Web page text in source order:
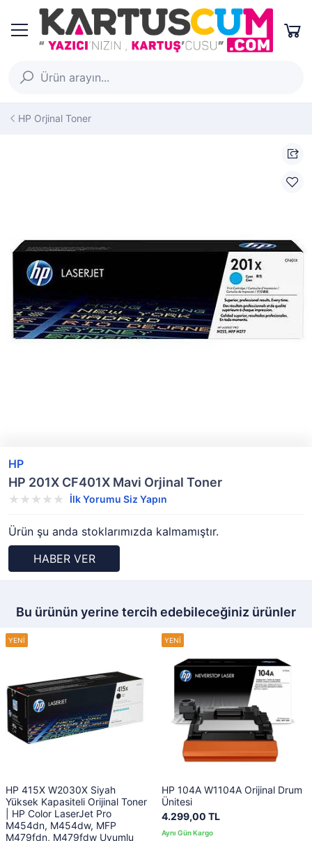
HP Orjinal Toner
HP
HP 201X CF401X Mavi Orjinal Toner
İlk Yorumu Siz Yapın
Ürün şu anda stoklarımızda kalmamıştır.
HABER VER
Bu ürünün yerine tercih edebileceğiniz ürünler
HP 415X W2030X Siyah
Yüksek Kapasiteli Orijinal Toner
| HP Color LaserJet Pro
M454dn, M454dw, MFP
M479fdn, M479fdw Uyumlu
HP 104A W1104A Orijinal Drum
Ünitesi
4.299,00 TL